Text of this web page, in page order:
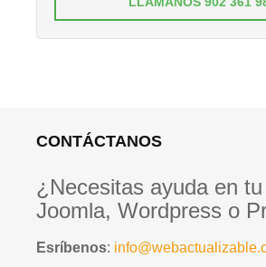
CONTÁCTANOS
¿Necesitas ayuda en
Joomla, Wordpress o
Esríbenos: